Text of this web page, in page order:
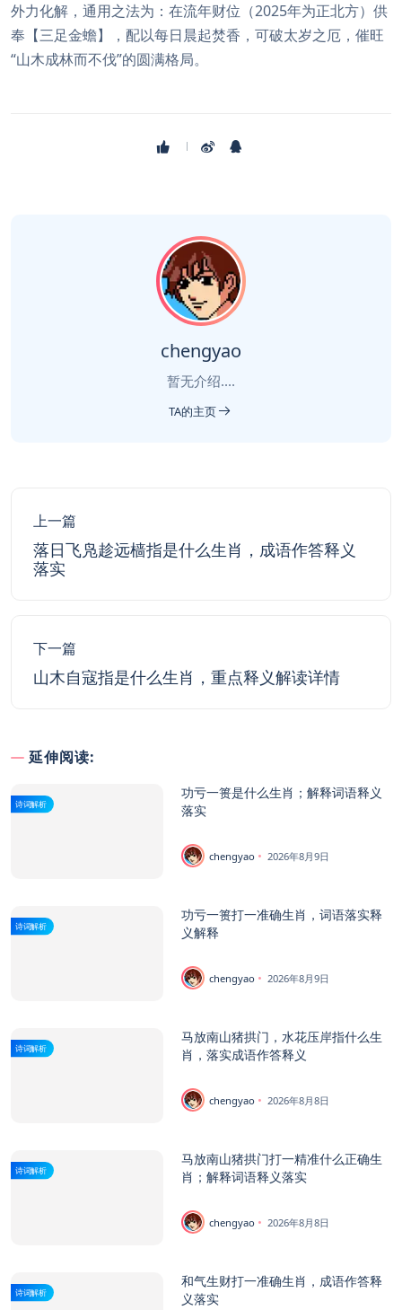
外力化解，通用之法为：在流年财位（2025年为正北方）供
奉【三足金蟾】，配以每日晨起焚香，可破太岁之厄，催旺
“山木成林而不伐”的圆满格局。
chengyao
暂无介绍....
TA的主页
上一篇
落日飞凫趁远樯指是什么生肖，成语作答释义
落实
下一篇
山木自寇指是什么生肖，重点释义解读详情
延伸阅读:
诗词解析
功亏一篑是什么生肖；解释词语释义
落实
chengyao 2026年8月9日
诗词解析
功亏一篑打一准确生肖，词语落实释
义解释
chengyao 2026年8月9日
诗词解析
马放南山猪拱门，水花压岸指什么生
肖，落实成语作答释义
chengyao 2026年8月8日
诗词解析
马放南山猪拱门打一精准什么正确生
肖；解释词语释义落实
chengyao 2026年8月8日
诗词解析
和气生财打一准确生肖，成语作答释
义落实